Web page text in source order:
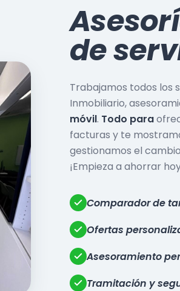
de
Trabajamos todos los
Inmobiliario,
móvil. Todo para
facturas y te
gestionamos el
¡Empieza a ahorrar
Comparador de
Ofertas
Asesoramiento
Tramitación y